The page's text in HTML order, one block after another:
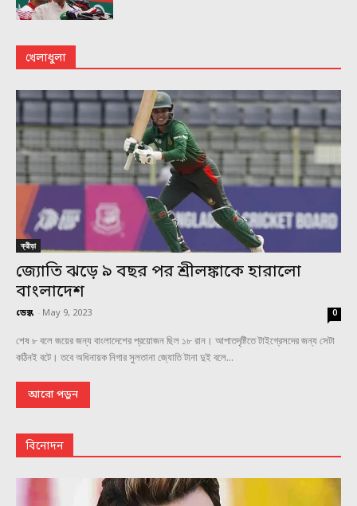
খেলাধুলা
ক্রীড়া
জ্যোতি ঝড়ে ৯ বছর পর শ্রীলঙ্কাকে হারালো
বাংলাদেশ
ডেস্ক - May 9, 2023 0
শেষ ৮ বলে জয়ের জন্য বাংলাদেশের প্রয়োজন ছিল ১৮ রান। আপাতদৃষ্টিতে টাইগ্রেসদের জন্য সেটা
কঠিনই বটে। তবে অধিনায়ক নিগার সুলতানা জ্যোতি টানা দুই বলে...
আরো পড়ুন
বিনোদন